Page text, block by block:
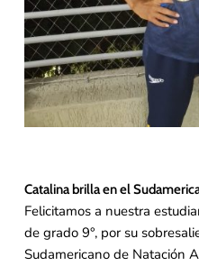
Catalina brilla en el
Felicitamos a nuestra
de grado 9°, por su
Sudamericano de Natación